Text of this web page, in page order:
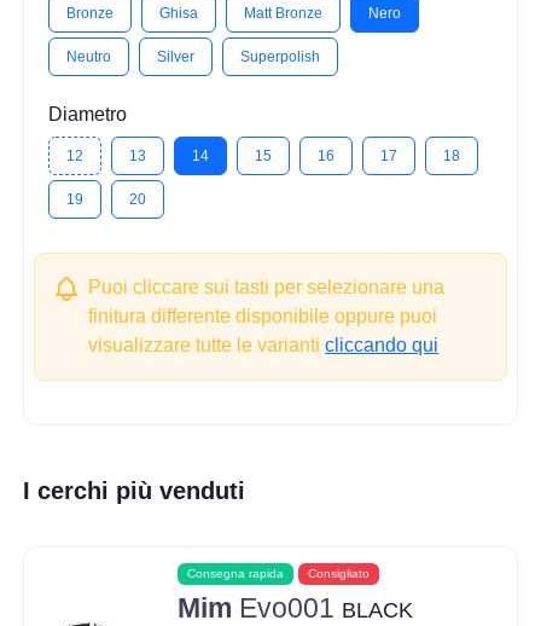
Bronze Ghisa Matt Bronze Nero
Neutro Silver Superpolish
Diametro
12 13 14 15 16 17 18
19 20
Puoi cliccare sui tasti per selezionare una
finitura differente disponibile oppure puoi
visualizzare tutte le varianticliccando qui
I cerchi più venduti
Consegna rapida Consigliato
Mim Evo001 BLACK